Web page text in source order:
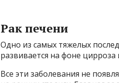
Рак печени
Одно из самых тяжелых
развивается на фоне цирроза
Все эти заболевания не